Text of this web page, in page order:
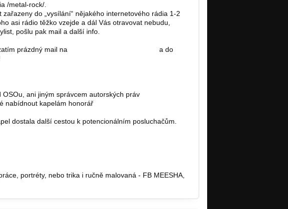
/metal-rock/.
do „vysílání“ nějakého internetového rádia 1-2
asi rádio těžko vzejde a dál Vás otravovat nebudu,
pošlu pak mail a další info.
prázdný mail na
a do
ani jiným správcem autorských práv
nabídnout kapelám honorář
dostala další cestou k potencionálním posluchačům.
portréty, nebo trika i ručně malovaná - FB MEESHA,